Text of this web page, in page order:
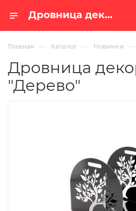
Дровница декор "Дерево" — цена в Екатеринбурге, купить в интернет-магазине «100 печей.ру»
Главная — Каталог — Новинки —
Дровница
"Дерево"